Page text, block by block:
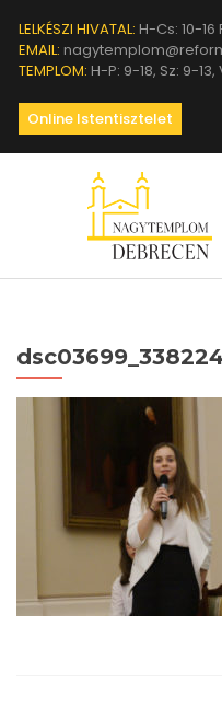
LELKÉSZI HIVATAL: H-Cs: 10-16
EMAIL:
TEMPLOM: H-P: 9-18, Sz: 9-13,
Online Istentisztelet